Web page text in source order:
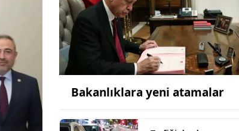
Bakanlıklara yeni atamalar